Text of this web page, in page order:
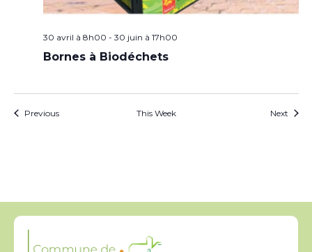
30 avril à 8h00 - 30 juin à 17h00
Bornes à Biodéchets
Previous This Week Next